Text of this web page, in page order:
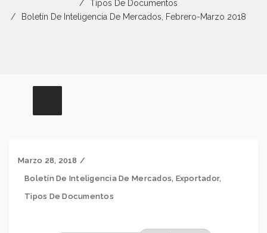
Tipos De Documentos
Boletín De Inteligencia De Mercados, Febrero-Marzo 2018
Marzo 28, 2018
Boletín De Inteligencia De Mercados, Exportador,
Tipos De Documentos